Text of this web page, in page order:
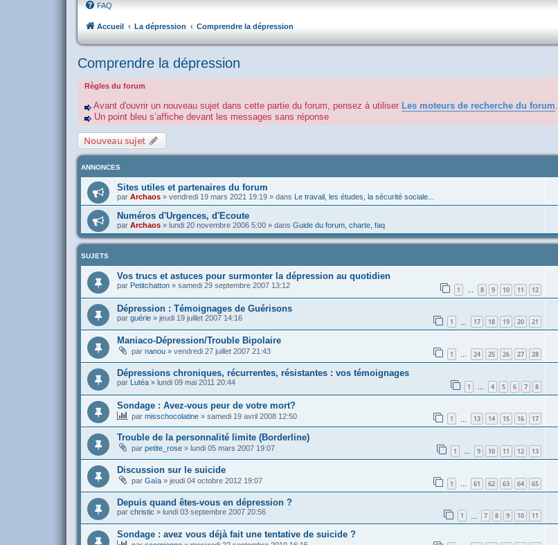
FAQ
Accueil La dépression Comprendre la dépression
Comprendre la dépression
Règles du forum
Avant d'ouvrir un nouveau sujet dans cette partie du forum, pensez à utiliser Les moteurs de recherche du forum.
Un point bleu s’affiche devant les messages sans réponse
Nouveau sujet
ANNONCES
Sites utiles et partenaires du forum
par Archaos » vendredi 19 mars 2021 19:19 » dans Le travail, les études, la sécurité sociale...
Numéros d'Urgences, d'Ecoute
par Archaos » lundi 20 novembre 2006 5:00 » dans Guide du forum, charte, faq
SUJETS
Vos trucs et astuces pour surmonter la dépression au quotidien
par Petitchatton » samedi 29 septembre 2007 13:12 1 … 8 9 10 11 12
Dépression : Témoignages de Guérisons
par guérie » jeudi 19 juillet 2007 14:16 1 17 18 19 20 21
Maniaco-Dépression/Trouble Bipolaire
par nanou » vendredi 27 juillet 2007 21:43 1 … 24 25 26 27 28
Dépressions chroniques, récurrentes, résistantes : vos témoignages
par Lutéa » lundi 09 mai 2011 20:44 1 … 4 5 6 7 8
Sondage : Avez-vous peur de votre mort?
par misschocolatine » samedi 19 avril 2008 12:50 1 13 14 15 16 17
Trouble de la personnalité limite (Borderline)
par petite_rose » lundi 05 mars 2007 19:07 1 … 9 10 11 12 13
Discussion sur le suicide
par Gaïa » jeudi 04 octobre 2012 19:07 1 … 61 62 63 64 65
Depuis quand êtes-vous en dépression ?
par christic » lundi 03 septembre 2007 20:56 1 7 8 9 10 11
Sondage : avez vous déjà fait une tentative de suicide ?